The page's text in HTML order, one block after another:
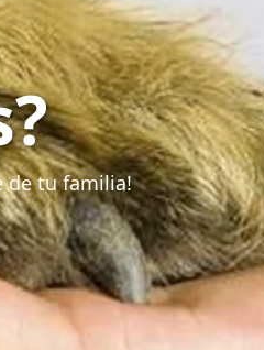
de tu familia!